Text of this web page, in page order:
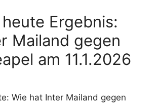
Ergebnis:
Mailand gegen
am 11.1.2026
Wie hat Inter Mailand gegen